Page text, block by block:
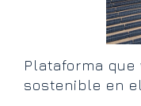
Plataforma
sostenible en